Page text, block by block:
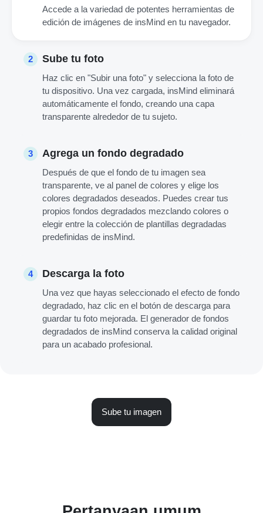
Accede a la variedad de potentes herramientas de
edición de imágenes de insMind en tu navegador.
2 Sube tu foto
Haz clic en "Subir una foto" y selecciona la foto de
tu dispositivo. Una vez cargada, insMind eliminará
automáticamente el fondo, creando una capa
transparente alrededor de tu sujeto.
3 Agrega un fondo degradado
Después de que el fondo de tu imagen sea
transparente, ve al panel de colores y elige los
colores degradados deseados. Puedes crear tus
propios fondos degradados mezclando colores o
elegir entre la colección de plantillas degradadas
predefinidas de insMind.
4 Descarga la foto
Una vez que hayas seleccionado el efecto de fondo
degradado, haz clic en el botón de descarga para
guardar tu foto mejorada. El generador de fondos
degradados de insMind conserva la calidad original
para un acabado profesional.
Sube tu imagen